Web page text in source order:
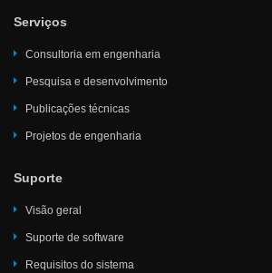
Serviços
Consultoria em engenharia
Pesquisa e desenvolvimento
Publicações técnicas
Projetos de engenharia
Suporte
Visão geral
Suporte de software
Requisitos do sistema